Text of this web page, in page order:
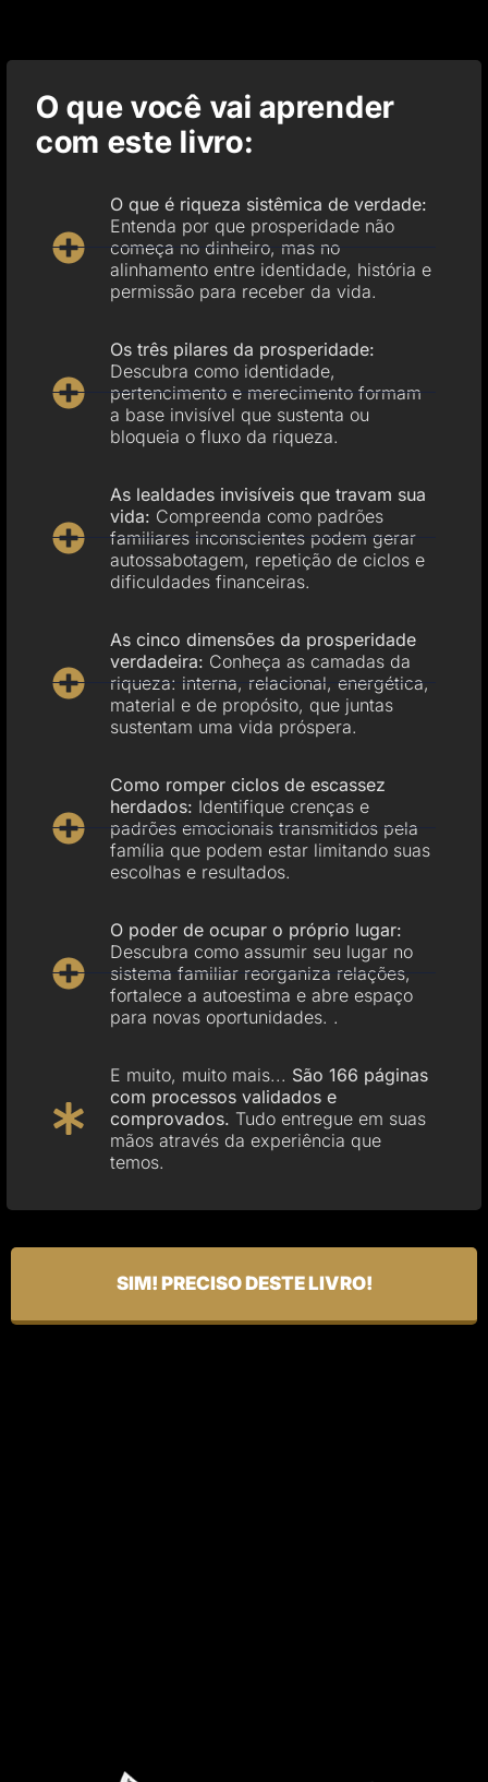
O que você vai aprender
com este livro:
O que é riqueza sistêmica de verdade:
Entenda por que prosperidade não
começa no dinheiro, mas no
alinhamento entre identidade, história e
permissão para receber da vida.
Os três pilares da prosperidade:
Descubra como identidade,
pertencimento e merecimento formam
a base invisível que sustenta ou
bloqueia o fluxo da riqueza.
As lealdades invisíveis que travam sua
vida: Compreenda como padrões
familiares inconscientes podem gerar
autossabotagem, repetição de ciclos e
dificuldades financeiras.
As cinco dimensões da prosperidade
verdadeira: Conheça as camadas da
riqueza: interna, relacional, energética,
material e de propósito, que juntas
sustentam uma vida próspera.
Como romper ciclos de escassez
herdados: Identifique crenças e
padrões emocionais transmitidos pela
família que podem estar limitando suas
escolhas e resultados.
O poder de ocupar o próprio lugar:
Descubra como assumir seu lugar no
sistema familiar reorganiza relações,
fortalece a autoestima e abre espaço
para novas oportunidades. .
E muito, muito mais... São 166 páginas
com processos validados e
comprovados. Tudo entregue em suas
mãos através da experiência que
temos.
SIM! PRECISO DESTE LIVRO!